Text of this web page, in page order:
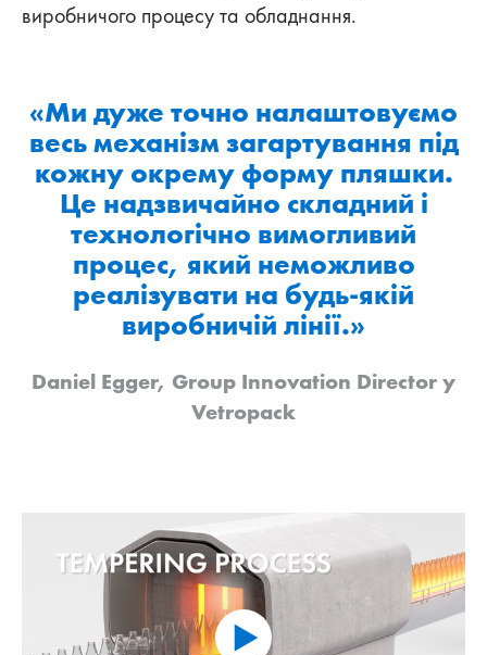
виробничого процесу та обладнання.
«Ми дуже точно налаштовуємо
весь механізм загартування під
кожну окрему форму пляшки.
Це надзвичайно складний і
технологічно вимогливий
процес, який неможливо
реалізувати на будь-якій
виробничій лінії.»
Daniel Egger, Group Innovation Director y
Vetropack